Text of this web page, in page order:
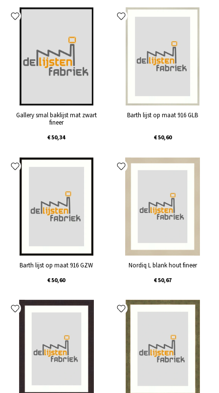
Gallery smal baklijst mat zwart
fineer
€ 50,34
Barth lijst op maat 916 GLB
€ 50,60
Barth lijst op maat 916 GZW
€ 50,60
Nordiq L blank hout fineer
€ 50,67